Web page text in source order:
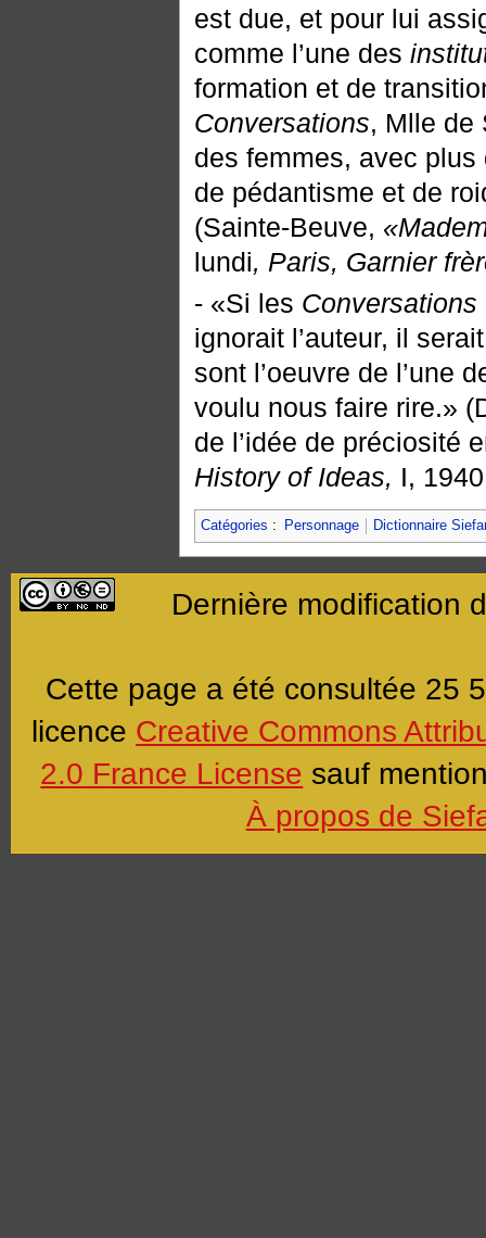
est due, et pour lui
comme l’une des
formation et de
Conversations, Mlle de
des femmes, avec
de pédantisme et de
(Sainte-Beuve,
lundi, Paris, Garnier
- «Si les Conversations
ignorait l’auteur, il
sont l’oeuvre de l’une
voulu nous faire rire.»
de l’idée de préciosité
History of Ideas, I,
Catégories : Personnage Dictionnaire
Dernière modification
Cette page a été consultée 25
licence Creative Commons
2.0 France License sauf
À propos de